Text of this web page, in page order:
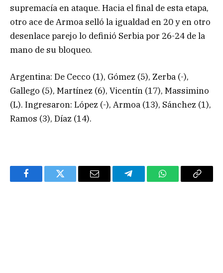
supremacía en ataque. Hacia el final de esta etapa,
otro ace de Armoa selló la igualdad en 20 y en otro
desenlace parejo lo definió Serbia por 26-24 de la
mano de su bloqueo.
Argentina: De Cecco (1), Gómez (5), Zerba (-),
Gallego (5), Martínez (6), Vicentín (17), Massimino
(L). Ingresaron: López (-), Armoa (13), Sánchez (1),
Ramos (3), Díaz (14).
FacebookTwitter Email TelegramWhatsAppCopy